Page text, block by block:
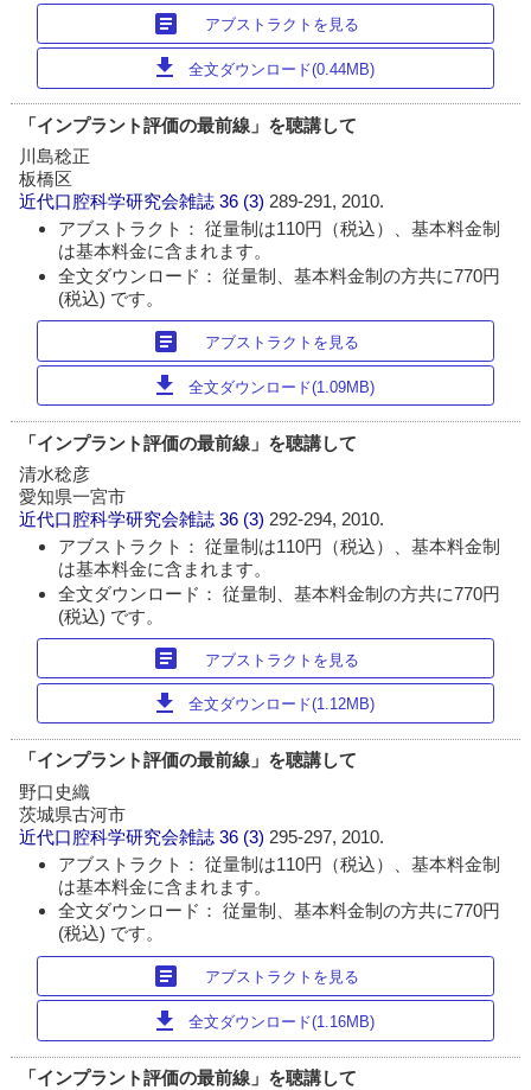
article アブストラクトを見る
download 全文ダウンロード(0.44MB)
「インプラント評価の最前線」を聴講して
川島稔正
板橋区
近代口腔科学研究会雑誌 36 (3) 289-291, 2010.
アブストラクト： 従量制は110円（税込）、基本料金制
は基本料金に含まれます。
全文ダウンロード： 従量制、基本料金制の方共に770円
(税込) です。
article アブストラクトを見る
download 全文ダウンロード(1.09MB)
「インプラント評価の最前線」を聴講して
清水稔彦
愛知県一宮市
近代口腔科学研究会雑誌 36 (3) 292-294, 2010.
アブストラクト： 従量制は110円（税込）、基本料金制
は基本料金に含まれます。
全文ダウンロード： 従量制、基本料金制の方共に770円
(税込) です。
article アブストラクトを見る
download 全文ダウンロード(1.12MB)
「インプラント評価の最前線」を聴講して
野口史織
茨城県古河市
近代口腔科学研究会雑誌 36 (3) 295-297, 2010.
アブストラクト： 従量制は110円（税込）、基本料金制
は基本料金に含まれます。
全文ダウンロード： 従量制、基本料金制の方共に770円
(税込) です。
article アブストラクトを見る
download 全文ダウンロード(1.16MB)
「インプラント評価の最前線」を聴講して